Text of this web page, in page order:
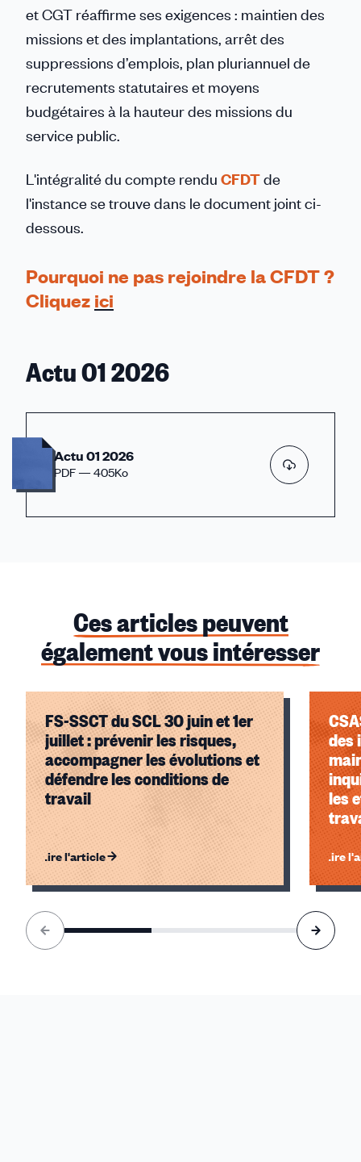
et CGT réaffirme ses exigences : maintien des
missions et des implantations, arrêt des
suppressions d’emplois, plan pluriannuel de
recrutements statutaires et moyens
budgétaires à la hauteur des missions du
service public.
L'intégralité du compte rendu CFDTde
l'instance se trouve dans le document joint ci-
dessous.
Pourquoi ne pas rejoindre la CFDT ?
Cliquez ici
Actu 01 2026
Actu 01 2026
PDF — 405Ko
Ces articles peuvent
également vous intéresser
FS-SSCT du SCL 30 juin et 1er
juillet : prévenir les risques,
accompagner les évolutions et
défendre les conditions de
travail
Lire l'article
des
les
Lire